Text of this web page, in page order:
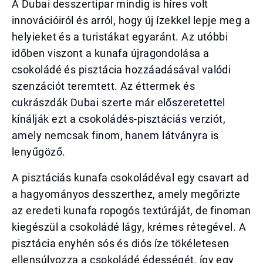
A Dubai desszertipar mindig is híres volt
innovációiról és arról, hogy új ízekkel lepje meg a
helyieket és a turistákat egyaránt. Az utóbbi
időben viszont a kunafa újragondolása a
csokoládé és pisztácia hozzáadásával valódi
szenzációt teremtett. Az éttermek és
cukrászdák Dubai szerte már előszeretettel
kínálják ezt a csokoládés-pisztáciás verziót,
amely nemcsak finom, hanem látványra is
lenyűgöző.
A pisztáciás kunafa csokoládéval egy csavart ad
a hagyományos desszerthez, amely megőrizte
az eredeti kunafa ropogós textúráját, de finoman
kiegészül a csokoládé lágy, krémes rétegével. A
pisztácia enyhén sós és diós íze tökéletesen
ellensúlyozza a csokoládé édességét, így egy